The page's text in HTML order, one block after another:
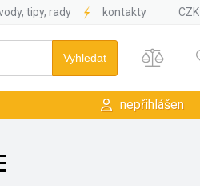
tipy, rady kontakty CZK
nepřihlášen